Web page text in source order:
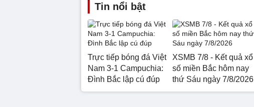
Tin nổi bật
Trực tiếp bóng đá Việt
Nam 3-1 Campuchia:
Đình Bắc lập cú đúp
XSMB 7/8 - Kết quả xổ
số miền Bắc hôm nay
thứ Sáu ngày 7/8/2026